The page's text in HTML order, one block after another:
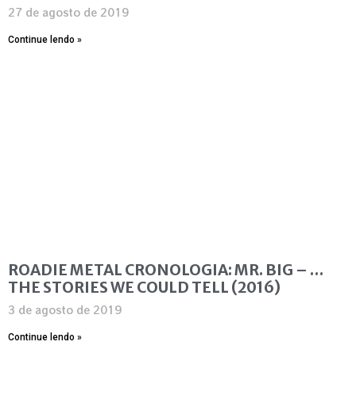
27 de agosto de 2019
Continue lendo »
ROADIE METAL CRONOLOGIA: MR. BIG – …
THE STORIES WE COULD TELL (2016)
3 de agosto de 2019
Continue lendo »